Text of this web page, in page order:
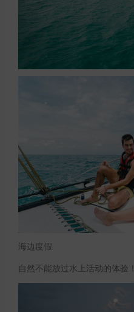
海边度假
自然不能放过水上活动的体验！